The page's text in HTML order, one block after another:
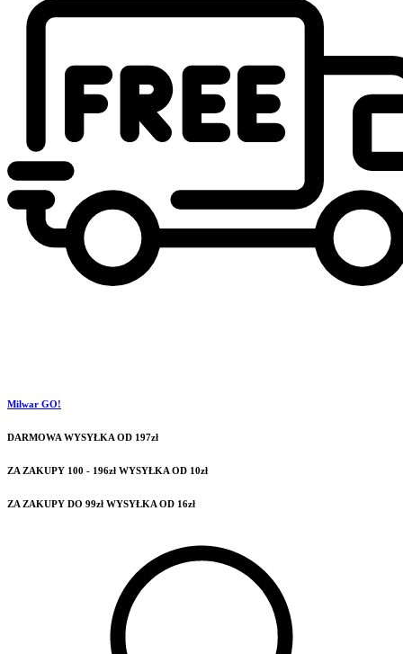
Milwar GO!
DARMOWA WYSYŁKA OD 197zł
ZA ZAKUPY 100 - 196zł WYSYŁKA OD 10zł
ZA ZAKUPY DO 99zł WYSYŁKA OD 16zł